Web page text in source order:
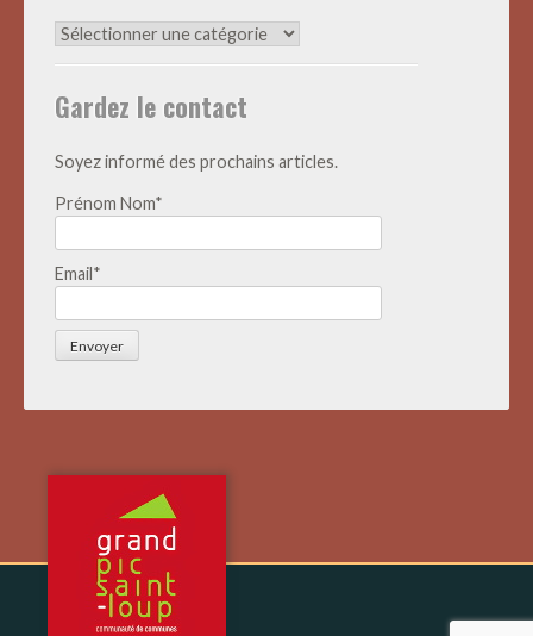
Archives
Gardez le contact
Soyez informé des prochains articles.
Prénom Nom*
Email*